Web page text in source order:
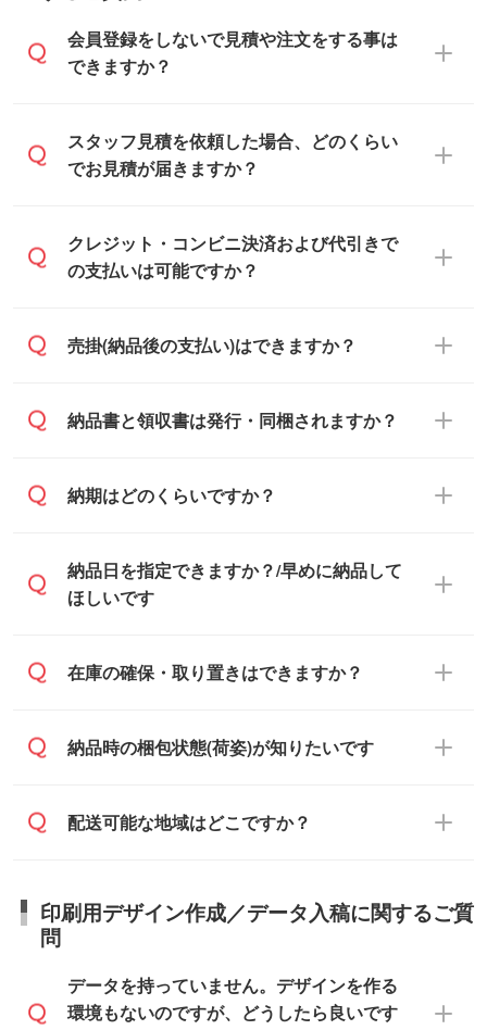
会員登録をしないで見積や注文をする事は
できますか？
可能です。見積・注文フォームにて『ゲス
トのまま進む』ボタンからお進みのうえ、
スタッフ見積を依頼した場合、どのくらい
でお見積が届きますか？
通常、翌営業日までにお送りしておりま
す。混雑状況によっては、お時間をいただ
翌営業日以降のご連絡となります。
クレジット・コンビニ決済および代引きで
の支払いは可能ですか？
銀行振込のみのご対応となります。
売掛(納品後の支払い)はできますか？
基本的には先入金をお願いしております
に対応可能です。
人様からご注文いただく場合でも、お支払
い元が学校や幼稚園・保育園であれば、同
す。
ご希望の際は担当スタッフまでお気軽にご
納品書と領収書は発行・同梱されますか？
納品書・領収書は ご依頼をいただいた場合
でお送りします。
原本の郵送をご希望の場合は、担当スタッ
備考欄』よりお知らせください。
納期はどのくらいですか？
・印刷する場合(500個程度)
ご入金、イメージ画像の校了から約2週間
・商品のみ注文する場合(サンプル購入を含
ます。
納期は商品や数量、印刷方法、ご納品場
所、在庫の有無によって異なります。正確
ュール」に注文予定日をご入力いただく
と、おおよその締切日や出荷目安をご確認
納品日を指定できますか？/早めに納品して
ほしいです
ご希望の納期がある場合は、お問い合わ
在庫状況や印刷スケジュールを確認のう
短5営業日で出荷可能な商品もご用意してお
商品ページにてご確認ください
在庫の確保・取り置きはできますか？
ご入金確認後に在庫を確保し、注文確定の
ださい。
納品時の梱包状態(荷姿)が知りたいです
商品によって異なります。各ページにある
います。(白箱、化粧箱、ブリスターパック
など)
います。(透明袋、デザイン袋など)
【個包装なし】 個包装がされていない状
配送可能な地域はどこですか？
日本全国へお届けが可能です。なお、海外
への直接納品は行っておりませんので予め
印刷用デザイン作成／データ入稿に関するご質
問
データを持っていません。デザインを作る
環境もないのですが、どうしたら良いです